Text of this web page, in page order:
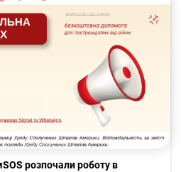
розпочали роботу в